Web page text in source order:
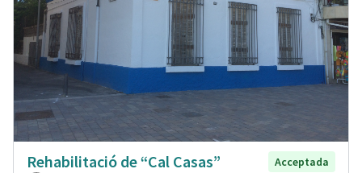
Rehabilitació de “Cal Casas”
Acceptada